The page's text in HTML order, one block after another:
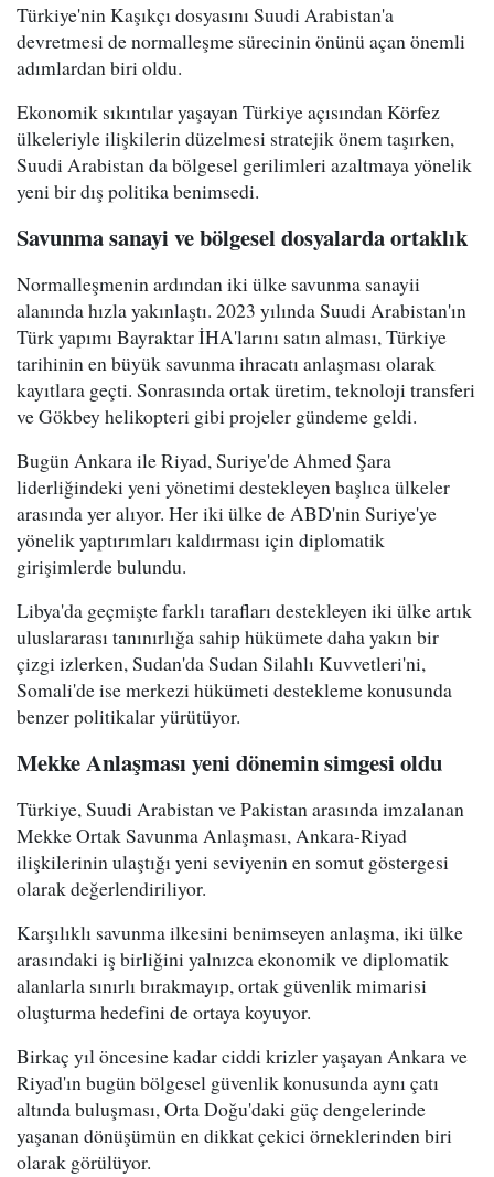
Türkiye'nin Kaşıkçı dosyasını Suudi Arabistan'a
devretmesi de normalleşme sürecinin önünü açan önemli
adımlardan biri oldu.
Ekonomik sıkıntılar yaşayan Türkiye açısından Körfez
ülkeleriyle ilişkilerin düzelmesi stratejik önem taşırken,
Suudi Arabistan da bölgesel gerilimleri azaltmaya yönelik
yeni bir dış politika benimsedi.
Savunma sanayi ve bölgesel dosyalarda ortaklık
Normalleşmenin ardından iki ülke savunma sanayii
alanında hızla yakınlaştı. 2023 yılında Suudi Arabistan'ın
Türk yapımı Bayraktar İHA'larını satın alması, Türkiye
tarihinin en büyük savunma ihracatı anlaşması olarak
kayıtlara geçti. Sonrasında ortak üretim, teknoloji transferi
ve Gökbey helikopteri gibi projeler gündeme geldi.
Bugün Ankara ile Riyad, Suriye'de Ahmed Şara
liderliğindeki yeni yönetimi destekleyen başlıca ülkeler
arasında yer alıyor. Her iki ülke de ABD'nin Suriye'ye
yönelik yaptırımları kaldırması için diplomatik
girişimlerde bulundu.
Libya'da geçmişte farklı tarafları destekleyen iki ülke artık
uluslararası tanınırlığa sahip hükümete daha yakın bir
çizgi izlerken, Sudan'da Sudan Silahlı Kuvvetleri'ni,
Somali'de ise merkezi hükümeti destekleme konusunda
benzer politikalar yürütüyor.
Mekke Anlaşması yeni dönemin simgesi oldu
Türkiye, Suudi Arabistan ve Pakistan arasında imzalanan
Mekke Ortak Savunma Anlaşması, Ankara-Riyad
ilişkilerinin ulaştığı yeni seviyenin en somut göstergesi
olarak değerlendiriliyor.
Karşılıklı savunma ilkesini benimseyen anlaşma, iki ülke
arasındaki iş birliğini yalnızca ekonomik ve diplomatik
alanlarla sınırlı bırakmayıp, ortak güvenlik mimarisi
oluşturma hedefini de ortaya koyuyor.
Birkaç yıl öncesine kadar ciddi krizler yaşayan Ankara ve
Riyad'ın bugün bölgesel güvenlik konusunda aynı çatı
altında buluşması, Orta Doğu'daki güç dengelerinde
yaşanan dönüşümün en dikkat çekici örneklerinden biri
olarak görülüyor.